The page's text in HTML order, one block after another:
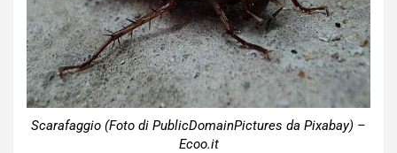
Scarafaggio (Foto di PublicDomainPictures da Pixabay) –
Ecoo.it